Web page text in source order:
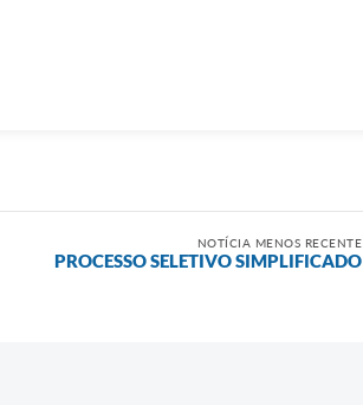
NOTÍCIA MENOS RECENTE
PROCESSO SELETIVO SIMPLIFICADO